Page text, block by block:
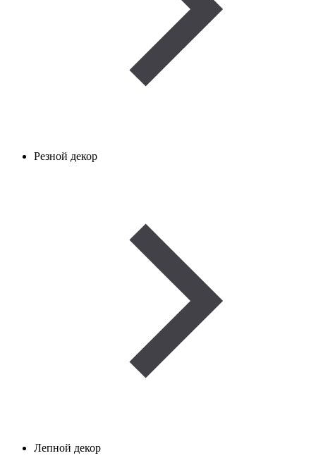
Резной декор
Лепной декор